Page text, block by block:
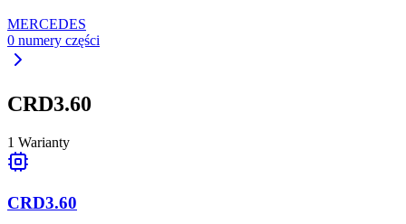
MERCEDES
0 numery części
CRD3.60
1 Warianty
CRD3.60